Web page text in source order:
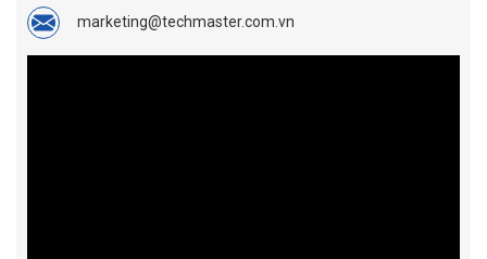
marketing@techmaster.com.vn